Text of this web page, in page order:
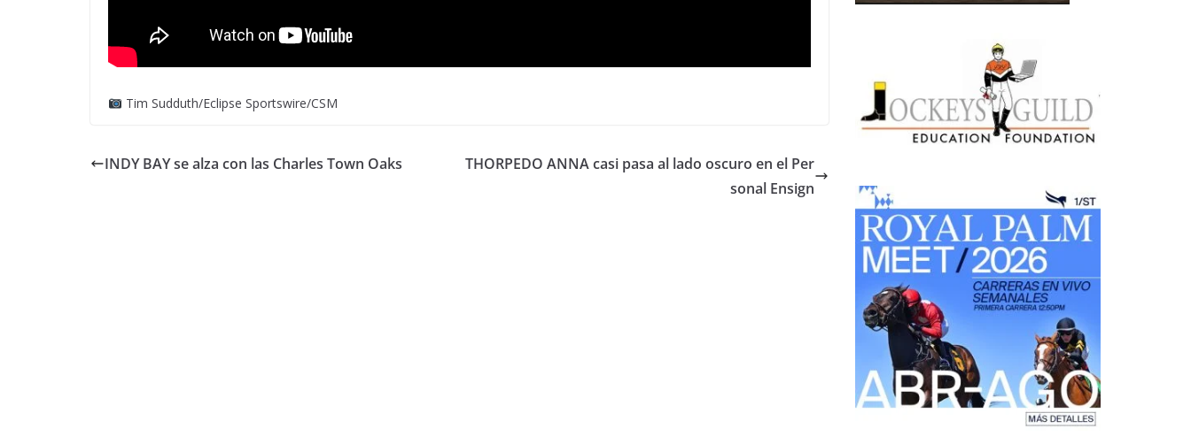
Tim Sudduth/Eclipse Sportswire/CSM
INDY BAY se alza con las Charles Town Oaks
THORPEDO ANNA casi pasa al lado oscuro en el Per
sonal Ensign